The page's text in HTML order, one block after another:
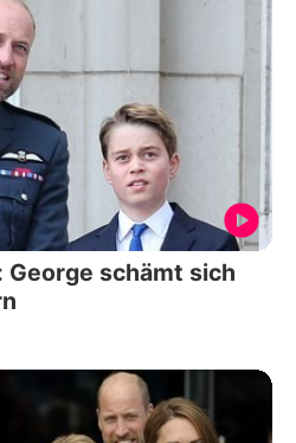
George schämt sich